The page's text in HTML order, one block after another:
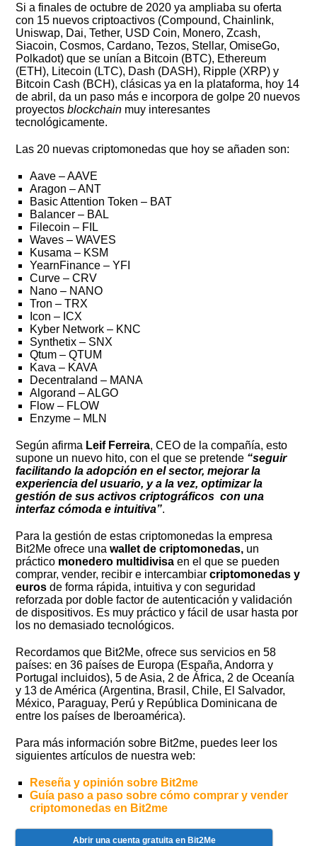
Si a finales de octubre de 2020 ya ampliaba su oferta
con 15 nuevos criptoactivos (Compound, Chainlink,
Uniswap, Dai, Tether, USD Coin, Monero, Zcash,
Siacoin, Cosmos, Cardano, Tezos, Stellar, OmiseGo,
Polkadot) que se unían a Bitcoin (BTC), Ethereum
(ETH), Litecoin (LTC), Dash (DASH), Ripple (XRP) y
Bitcoin Cash (BCH), clásicas ya en la plataforma, hoy 14
de abril, da un paso más e incorpora de golpe 20 nuevos
proyectosblockchain muy interesantes
tecnológicamente.
Las 20 nuevas criptomonedas que hoy se añaden son:
Aave – AAVE
Aragon – ANT
Basic Attention Token – BAT
Balancer – BAL
Filecoin – FIL
Waves – WAVES
Kusama – KSM
YearnFinance – YFI
Curve – CRV
Nano – NANO
Tron – TRX
Icon – ICX
Kyber Network – KNC
Synthetix – SNX
Qtum – QTUM
Kava – KAVA
Decentraland – MANA
Algorand – ALGO
Flow – FLOW
Enzyme – MLN
Según afirma Leif Ferreira, CEO de la compañía, esto
supone un nuevo hito, con el que se pretende “seguir
facilitando la adopción en el sector, mejorar la
experiencia del usuario, y a la vez, optimizar la
gestión de sus activos criptográficos con una
interfaz cómoda e intuitiva”.
Para la gestión de estas criptomonedas la empresa
Bit2Me ofrece unawallet de criptomonedas, un
práctico monedero multidivisa en el que se pueden
comprar, vender, recibir e intercambiarcriptomonedas y
euros de forma rápida, intuitiva y con seguridad
reforzada por doble factor de autenticación y validación
de dispositivos. Es muy práctico y fácil de usar hasta por
los no demasiado tecnológicos.
Recordamos que Bit2Me, ofrece sus servicios en 58
países: en 36 países de Europa (España, Andorra y
Portugal incluidos), 5 de Asia, 2 de África, 2 de Oceanía
y 13 de América (Argentina, Brasil, Chile, El Salvador,
México, Paraguay, Perú y República Dominicana de
entre los países de Iberoamérica).
Para más información sobre Bit2me, puedes leer los
siguientes artículos de nuestra web:
Reseña y opinión sobre Bit2me
Guía paso a paso sobre cómo comprar y vender
criptomonedas en Bit2me
Abrir una cuenta gratuita en Bit2Me